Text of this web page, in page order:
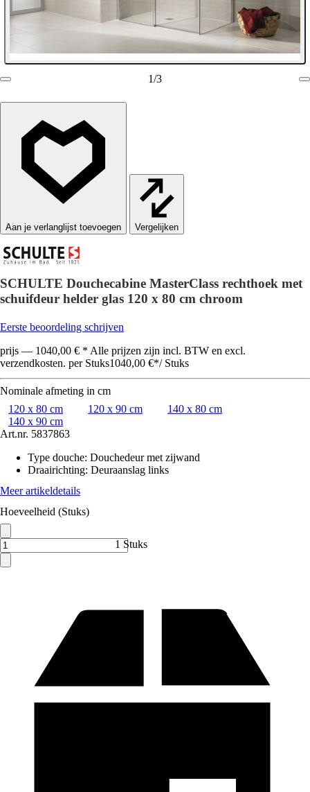
1/3
Vergelijken
SCHULTE Douchecabine MasterClass rechthoek met
schuifdeur helder glas 120 x 80 cm chroom
Eerste beoordeling schrijven
prijs — 1040,00 € * Alle prijzen zijn incl. BTW en excl.
verzendkosten. per Stuks1040,00 €*/ Stuks
Nominale afmeting in cm
120 x 80 cm
120 x 90 cm
140 x 80 cm
140 x 90 cm
Art.nr. 5837863
Type douche: Douchedeur met zijwand
Draairichting: Deuraanslag links
Meer artikeldetails
Hoeveelheid (Stuks)
1 Stuks